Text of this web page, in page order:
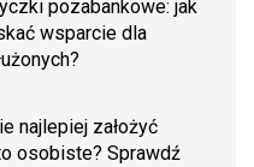
pozabankowe: jak
wsparcie dla
najlepiej założyć
osobiste? Sprawdź